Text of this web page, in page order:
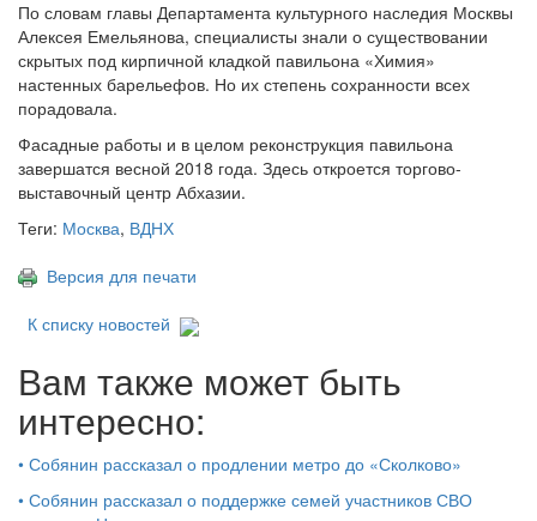
По словам главы Департамента культурного наследия Москвы
Алексея Емельянова, специалисты знали о существовании
скрытых под кирпичной кладкой павильона «Химия»
настенных барельефов. Но их степень сохранности всех
порадовала.
Фасадные работы и в целом реконструкция павильона
завершатся весной 2018 года. Здесь откроется торгово-
выставочный центр Абхазии.
Теги: Москва, ВДНХ
Версия для печати
К списку новостей
Вам также может быть
интересно:
• Собянин рассказал о продлении метро до «Сколково»
• Собянин рассказал о поддержке семей участников СВО